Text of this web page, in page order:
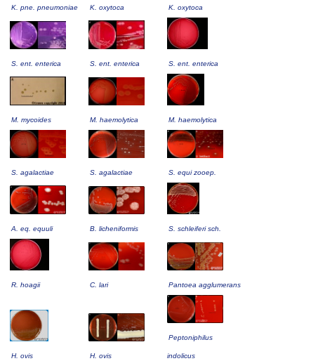
K. pne. pneumoniae K. oxytoca K. oxytoca
S. ent. enterica S. ent. enterica S. ent. enterica
M. mycoides M. haemolytica M. haemolytica
S. agalactiae S. agalactiae S. equi zooep.
A. eq. equuli B. licheniformis S. schleiferi sch.
R. hoagii C. lari Pantoea agglumerans
H. ovis H. ovis
Peptoniphilus
indolicus